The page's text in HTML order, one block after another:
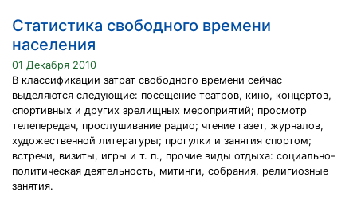
Статистика свободного времени
населения
01 Декабря 2010
В классификации затрат свободного времени сейчас
выделяются следующие: посещение театров, кино, концертов,
спортивных и других зрелищных мероприятий; просмотр
телепередач, прослушивание радио; чтение газет, журналов,
художественной литературы; прогулки и занятия спортом;
встречи, визиты, игры и т. п., прочие виды отдыха: социально-
политическая деятельность, митинги, собрания, религиозные
занятия.